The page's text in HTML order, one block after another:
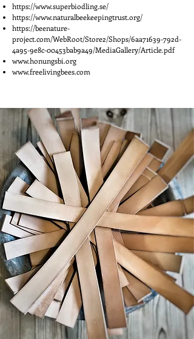
https://www.superbiodling.se/
https://www.naturalbeekeepingtrust.org/
https://beenature-
project.com/WebRoot/Store2/Shops/6aa71639-792d-
4a95-9e8c-00453bab9a49/MediaGallery/Article.pdf
www.honungsbi.org
www.freelivingbees.com